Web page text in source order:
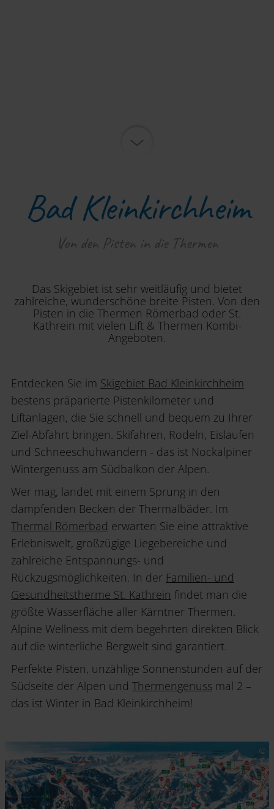
Bad Kleinkirchheim
Von den Pisten in die Thermen
Das Skigebiet ist sehr weitläufig und bietet
zahlreiche, wunderschöne breite Pisten. Von den
Pisten in die Thermen Römerbad oder St.
Kathrein mit vielen Lift & Thermen Kombi-
Angeboten.
Entdecken Sie im Skigebiet Bad Kleinkirchheim
bestens präparierte Pistenkilometer und
Liftanlagen, die Sie schnell und bequem zu Ihrer
Ziel-Abfahrt bringen. Skifahren, Rodeln, Eislaufen
und Schneeschuhwandern - das ist Nockalpiner
Wintergenuss am Südbalkon der Alpen.
Wer mag, landet mit einem Sprung in den
dampfenden Becken der Thermalbäder. Im
Thermal Römerbad erwarten Sie eine attraktive
Erlebniswelt, großzügige Liegebereiche und
zahlreiche Entspannungs- und
Rückzugsmöglichkeiten. In der Familien- und
Gesundheitstherme St. Kathrein findet man die
größte Wasserfläche aller Kärntner Thermen.
Alpine Wellness mit dem begehrten direkten Blick
auf die winterliche Bergwelt sind garantiert.
Perfekte Pisten, unzählige Sonnenstunden auf der
Südseite der Alpen und Thermengenuss mal 2 –
das ist Winter in Bad Kleinkirchheim!